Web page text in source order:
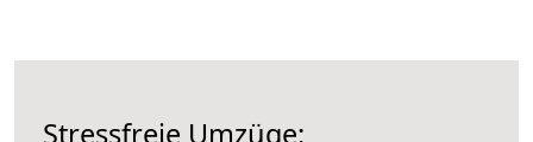
Stressfreie Umzüge: